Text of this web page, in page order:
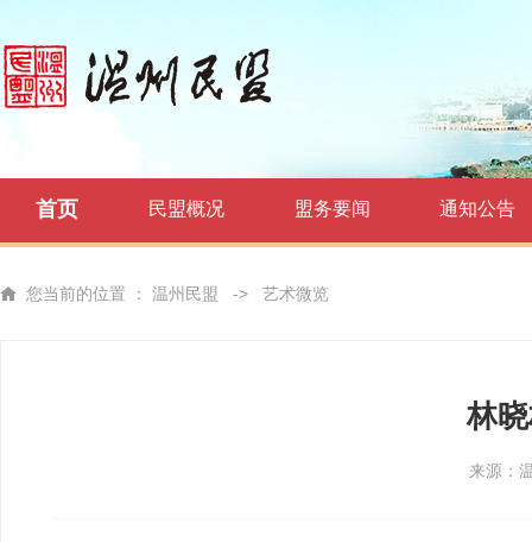
首页 民盟概况 盟务要闻 通知公告
您当前的位置 ： 温州民盟 -> 艺术微览
林
来源：